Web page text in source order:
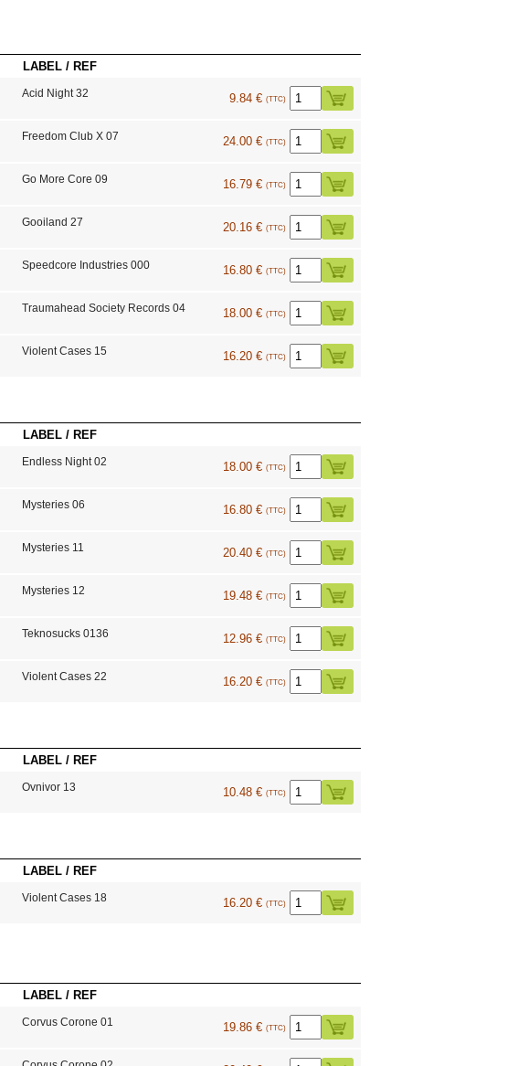
LABEL / REF
Acid Night 32 9.84 € (TTC)
Freedom Club X 07 24.00 € (TTC)
Go More Core 09 16.79 € (TTC)
Gooiland 27 20.16 € (TTC)
Speedcore Industries 000 16.80 € (TTC)
Traumahead Society Records 04 18.00 € (TTC)
Violent Cases 15 16.20 € (TTC)
LABEL / REF
Endless Night 02 18.00 € (TTC)
Mysteries 06 16.80 € (TTC)
Mysteries 11 20.40 € (TTC)
Mysteries 12 19.48 € (TTC)
Teknosucks 0136 12.96 € (TTC)
Violent Cases 22 16.20 € (TTC)
LABEL / REF
Ovnivor 13 10.48 € (TTC)
LABEL / REF
Violent Cases 18 16.20 € (TTC)
LABEL / REF
Corvus Corone 01 19.86 € (TTC)